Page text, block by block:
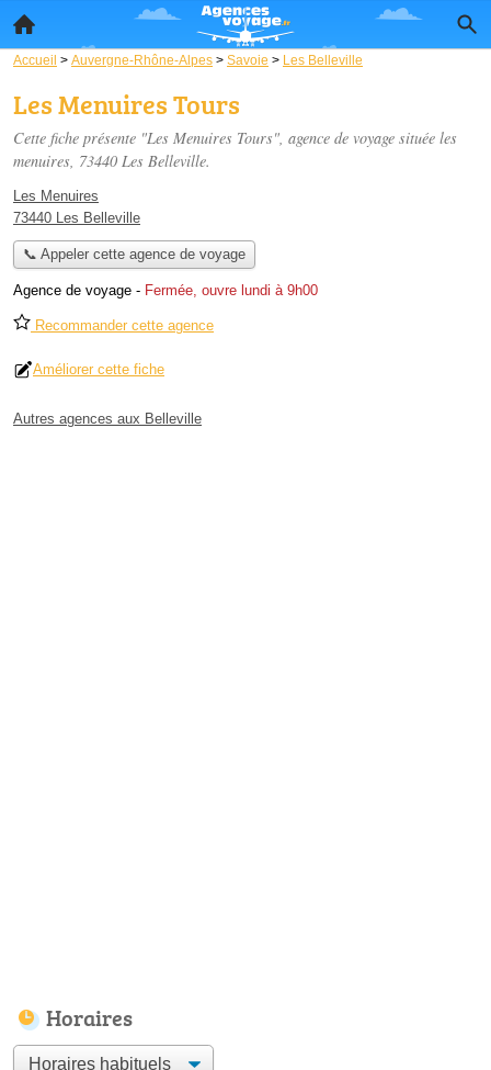
Accueil > Auvergne-Rhône-Alpes > Savoie > Les Belleville
Les Menuires Tours
Cette fiche présente "Les Menuires Tours", agence de voyage située les
menuires, 73440 Les Belleville.
Les Menuires
73440 Les Belleville
📞 Appeler cette agence de voyage
Agence de voyage - Fermée, ouvre lundi à 9h00
Recommander cette agence
Améliorer cette fiche
Autres agences aux Belleville
Horaires